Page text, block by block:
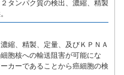
タンパク質の検出、濃縮、精製
縮、精製、定量、及びＫＰＮＡ
胞核への輸送阻害が可能にな
カーであることから癌細胞の検